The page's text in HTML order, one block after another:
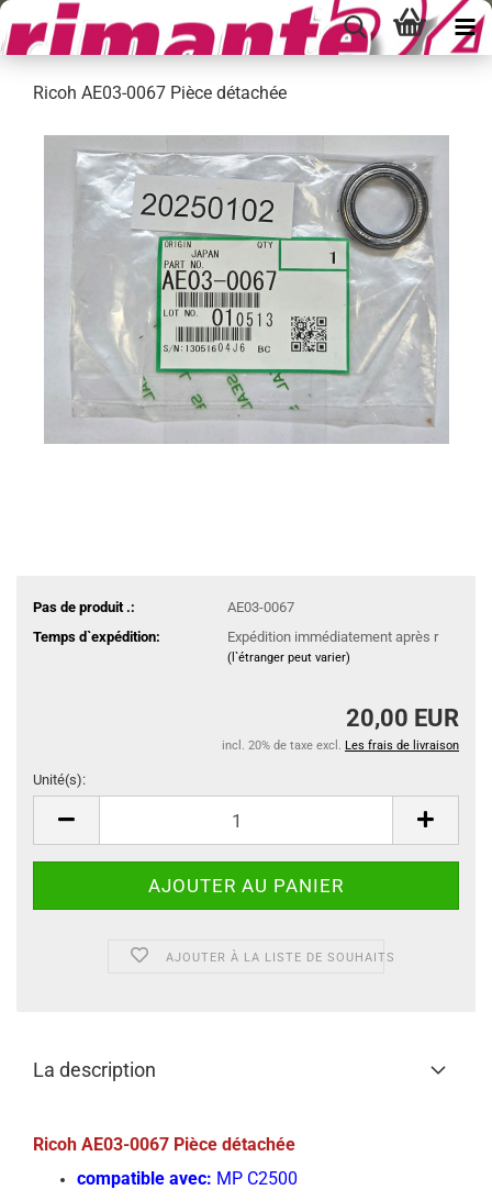
Ricoh AE03-0067 Pièce détachée
Pas de produit .:
AE03-0067
Temps d`expédition:
Expédition immédiatement après r
(l`étranger peut varier)
20,00 EUR
incl. 20% de taxe excl. Les frais de livraison
Unité(s):
AJOUTER À LA LISTE DE SOUHAITS
La description
Ricoh AE03-0067 Pièce détachée
compatible avec: MP C2500